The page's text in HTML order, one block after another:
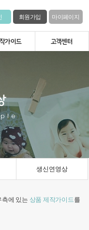
회원가입 마이페이지
가이드 고객센터
생신연영상
에 있는 상품 제작가이드를